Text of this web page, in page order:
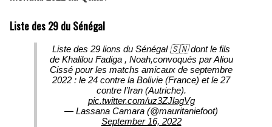
Liste des 29 du Sénégal
Liste des 29 lions du Sénégal 🇸🇳 dont le fils
de Khalilou Fadiga , Noah,convoqués par Aliou
Cissé pour les matchs amicaux de septembre
2022 : le 24 contre la Bolivie (France) et le 27
contre l’Iran (Autriche).
pic.twitter.com/uz3ZJlagVg
— Lassana Camara (@mauritaniefoot)
September 16, 2022